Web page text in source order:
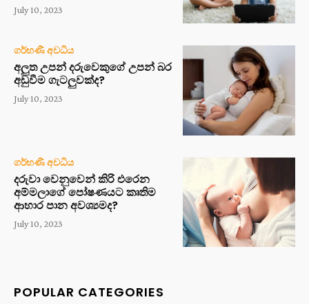
July 10, 2023
ගර්භණී අවධිය
අලුත උපන් දරුවෙකුගේ උපන් බර
අඩුවීම ගැටලුවක්ද?
July 10, 2023
ගර්භණී අවධිය
දරුවා වෙනුවෙන් කිරි එරෙන
අම්මලාගේ පෝෂණයට කෘතිම
ආහාර පාන අවශ්‍යමද?
July 10, 2023
POPULAR CATEGORIES